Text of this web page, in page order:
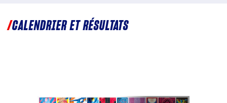
CALENDRIER ET RÉSULTATS